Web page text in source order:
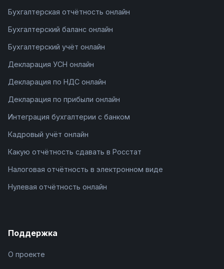
Бухгалтерская отчётность онлайн
Бухгалтерский баланс онлайн
Бухгалтерский учёт онлайн
Декларация УСН онлайн
Декларация по НДС онлайн
Декларация по прибыли онлайн
Интеграция бухгалтерии с банком
Кадровый учёт онлайн
Какую отчётность сдавать в Росстат
Налоговая отчётность в электронном виде
Нулевая отчётность онлайн
Поддержка
О проекте